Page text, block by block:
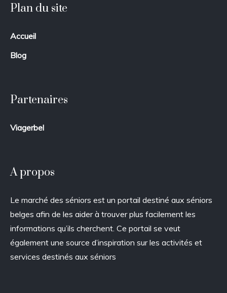
Plan du site
Accueil
Blog
Partenaires
Viagerbel
A propos
Le marché des séniors est un portail destiné aux séniors
belges afin de les aider à trouver plus facilement les
informations qu’ils cherchent. Ce portail se veut
également une source d’inspiration sur les activités et
services destinés aux séniors